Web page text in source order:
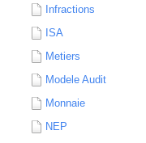
Infractions
ISA
Metiers
Modele Audit
Monnaie
NEP